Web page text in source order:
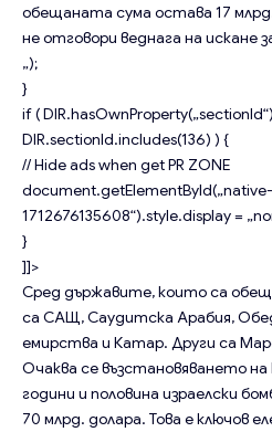
обещаната сума остава 17
не отговори веднага на искане
„);
}
if (
DIR.sectionId.includes(136) ) {
// Hide ads when get PR ZONE
1712676135608“).style.display =
}
]]>
Сред държавите, които са
са САЩ, Саудитска Арабия,
емирства и Катар. Други са
Очаква се възстановяването на
години и половина израелски
70 млрд. долара. Това е ключов